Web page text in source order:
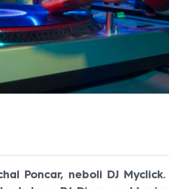
Poncar, neboli DJ Myclick.